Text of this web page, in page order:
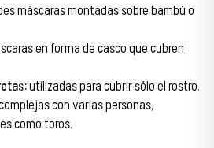
máscaras montadas sobre bambú o
en forma de casco que cubren
utilizadas para cubrir sólo el rostro.
con varias personas,
como toros.